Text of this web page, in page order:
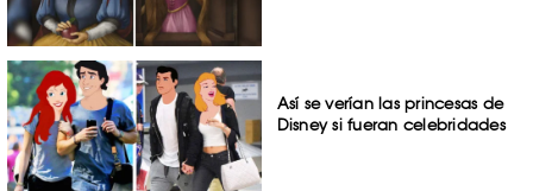
Así se verían las princesas de
Disney si fueran celebridades